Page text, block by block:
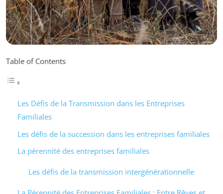
Table of Contents
Les Défis de la Transmission dans les Entreprises
Familiales
Les défis de la succession dans les entreprises familiales
La pérennité des entreprises familiales
Les défis de la transmission intergénérationnelle